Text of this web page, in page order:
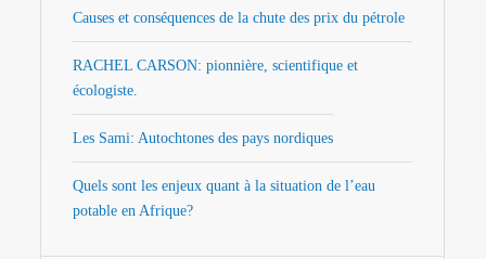
Causes et conséquences de la chute des prix du pétrole
RACHEL CARSON: pionnière, scientifique et
écologiste.
Les Sami: Autochtones des pays nordiques
Quels sont les enjeux quant à la situation de l’eau
potable en Afrique?